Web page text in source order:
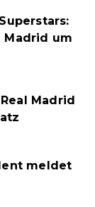
Madrid um
Madrid
meldet